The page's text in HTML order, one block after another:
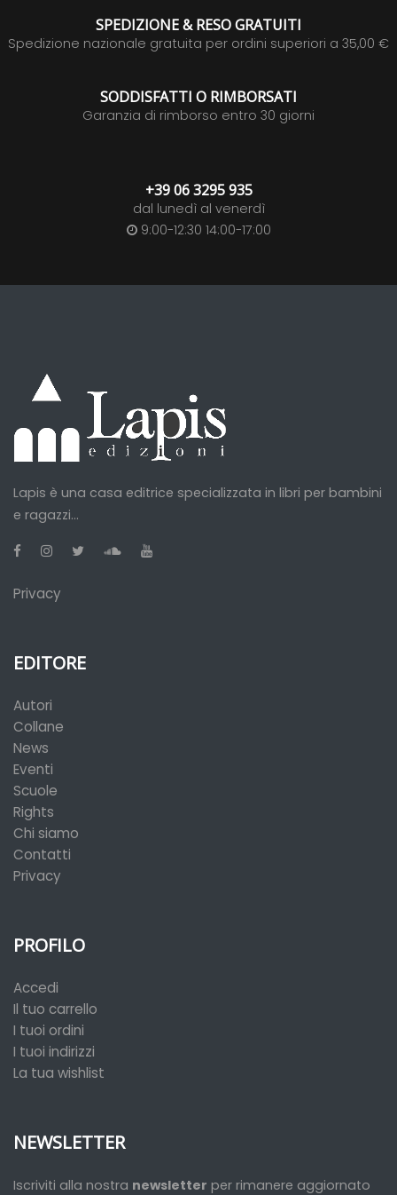
SPEDIZIONE & RESO GRATUITI
Spedizione nazionale gratuita per ordini superiori a 35,00 €
SODDISFATTI O RIMBORSATI
Garanzia di rimborso entro 30 giorni
+39 06 3295 935
dal lunedì al venerdì
9:00-12:30 14:00-17:00
Lapis è una casa editrice specializzata in libri per bambini
e ragazzi...
Privacy
EDITORE
Autori
Collane
News
Eventi
Scuole
Rights
Chi siamo
Contatti
Privacy
PROFILO
Accedi
Il tuo carrello
I tuoi ordini
I tuoi indirizzi
La tua wishlist
NEWSLETTER
Iscriviti alla nostra newsletter per rimanere aggiornato